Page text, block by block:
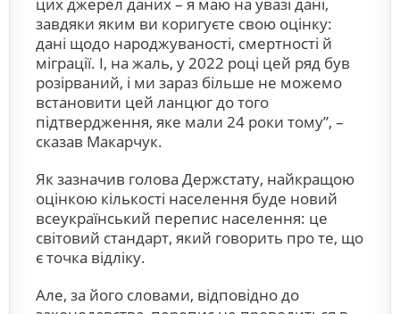
цих джерел даних – я маю на увазі дані,
завдяки яким ви коригуєте свою оцінку:
дані щодо народжуваності, смертності й
міграції. І, на жаль, у 2022 році цей ряд був
розірваний, і ми зараз більше не можемо
встановити цей ланцюг до того
підтвердження, яке мали 24 роки тому”, –
сказав Макарчук.
Як зазначив голова Держстату, найкращою
оцінкою кількості населення буде новий
всеукраїнський перепис населення: це
світовий стандарт, який говорить про те, що
є точка відліку.
Але, за його словами, відповідно до